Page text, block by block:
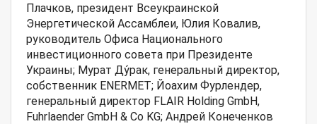
Плачков, президент Всеукраинской
Энергетической Ассамблеи, Юлия Ковалив,
руководитель Офиса Национального
инвестиционного совета при Президенте
Украины; Мурат Ду́рак, генеральный директор,
собственник ENERMET; Йоахим Фурлендер,
генеральный директор FLAIR Holding GmbH,
Fuhrlaender GmbH & Co KG; Андрей Конеченков